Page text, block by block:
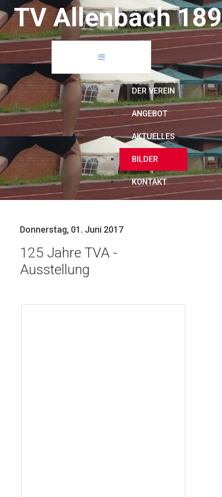
TV Allenbach 189
DER VEREIN
ANGEBOT
AKTUELLES
BILDER
KONTAKT
Donnerstag, 01. Juni 2017
125 Jahre TVA -
Ausstellung